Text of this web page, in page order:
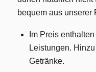
bequem aus unserer
Im Preis
Leistungen.
Getränke.